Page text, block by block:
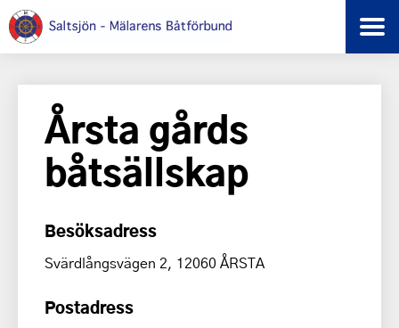
Årsta gårds
båtsällskap
Besöksadress
Svärdlångsvägen 2, 12060 ÅRSTA
Postadress